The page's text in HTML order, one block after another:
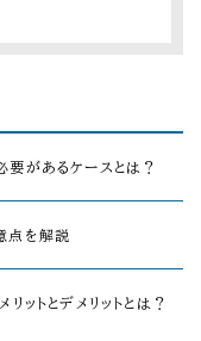
要があるケースとは？
点を解説
ットとデメリットとは？